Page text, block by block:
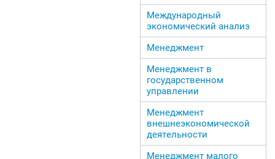
Международный
экономический анализ
Менеджмент
Менеджмент в
государственном
управлении
Менеджмент
внешнеэкономической
деятельности
Менеджмент малого